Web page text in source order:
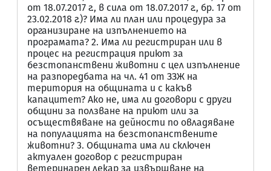
от 18.07.2017 г., в сила от 18.07.2017 г., бр. 17 от
23.02.2018 г.)? Има ли план или процедура за
организиране на изпълнението на
програмата? 2. Има ли регистриран или в
процес на регистрация приют за
безстопанствени животни с цел изпълнение
на разпоредбата на чл. 41 от ЗЗЖ на
територия на общината и с какъв
капацитет? Ако не, има ли договори с други
общини за ползване на приют или за
осъществяване на дейности по овладяване
на популацията на безстопанствените
животни? 3. Общината има ли сключен
актуален договор с регистриран
ветеринарен лекар за извършване на